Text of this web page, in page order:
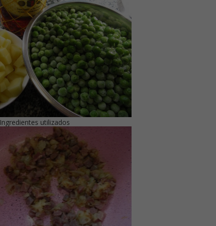
Ingredientes utilizados